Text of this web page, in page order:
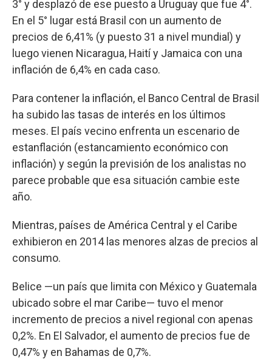
3° y desplazó de ese puesto a Uruguay que fue 4°.
En el 5° lugar está Brasil con un aumento de
precios de 6,41% (y puesto 31 a nivel mundial) y
luego vienen Nicaragua, Haití y Jamaica con una
inflación de 6,4% en cada caso.
Para contener la inflación, el Banco Central de Brasil
ha subido las tasas de interés en los últimos
meses. El país vecino enfrenta un escenario de
estanflación (estancamiento económico con
inflación) y según la previsión de los analistas no
parece probable que esa situación cambie este
año.
Mientras, países de América Central y el Caribe
exhibieron en 2014 las menores alzas de precios al
consumo.
Belice —un país que limita con México y Guatemala
ubicado sobre el mar Caribe— tuvo el menor
incremento de precios a nivel regional con apenas
0,2%. En El Salvador, el aumento de precios fue de
0,47% y en Bahamas de 0,7%.